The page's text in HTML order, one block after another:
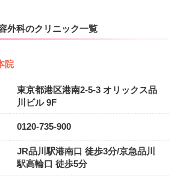
外科のクリニック一覧
院
東京都港区港南2-5-3 オリックス品
川ビル 9F
0120-735-900
JR品川駅港南口 徒歩3分/京急品川
駅高輪口 徒歩5分